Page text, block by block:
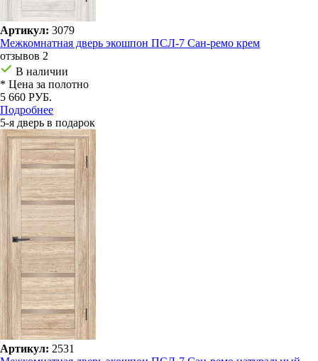
Артикул: 3079
Межкомнатная дверь экошпон ПСЛ-7 Сан-ремо крем
отзывов 2
В наличии
* Цена за полотно
5 660 РУБ.
Подробнее
5-я дверь в подарок
Артикул: 2531